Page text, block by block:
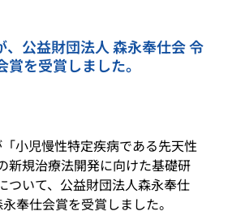
、公益財団法人 森永奉仕会 令
を受賞しました。
小児慢性特定疾病である先天性
新規治療法開発に向けた基礎研
ついて、公益財団法人森永奉仕
奉仕会賞を受賞しました。